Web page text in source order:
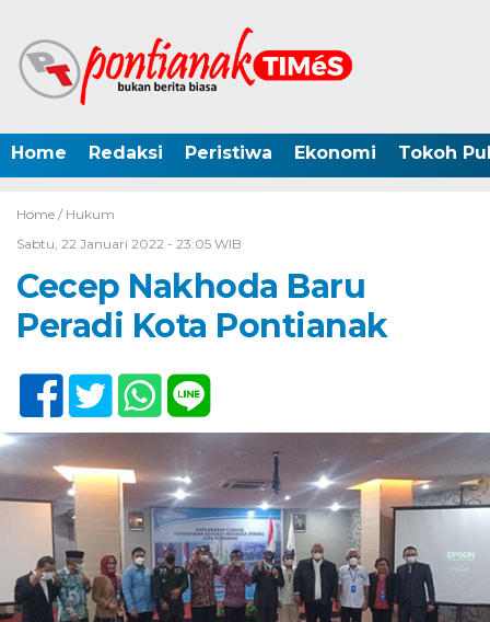
Home Redaksi Peristiwa Ekonomi Tokoh
Home / Hukum
Sabtu, 22 Januari 2022 - 23:05 WIB
Cecep Nakhoda Baru
Peradi Kota Pontianak